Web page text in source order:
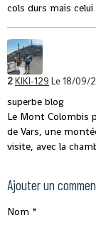
cols durs mais
2KIKI-129 Le 18/09/
superbe blog
Le Mont Colombis
de Vars, une
visite, avec la
Ajouter un
Nom